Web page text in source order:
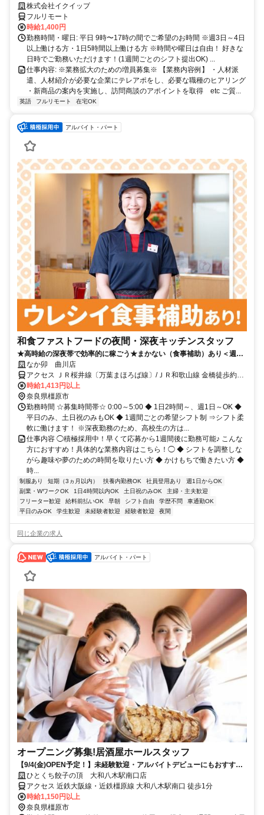
株式会社イクイップ
フルリモート
時給1,400円
勤務時間・曜日: 平日 9時〜17時の間でご希望のお時間 ※週3日～4日
以上働ける方・1日5時間以上働ける方 ※時間や曜日は自由！ 好きな
日時でご勤務いただけます！(1週間ごとのシフト提出OK) ...
仕事内容: ※業務拡大のための増員募集※ 【業務内容例】 ・人材派
遣、人材紹介が必要な企業にテレアポをし、必要な職種のヒアリング
・新商品の案内を実施し、訪問商談のアポイントを取得 etc ご質...
英語 フルリモート 在宅OK
アルバイト・パート
和食ファストフードの夜間・深夜キッチンスタッフ
★高時給の深夜帯で効率的に稼ごう★まかない（食事補助）あり＜週1
～/1日2ｈ～＞
なか卯 曲川店
アクセス ＪＲ桜井線〔万葉まほろば線〕/ＪＲ和歌山線 金橋徒歩約3
分、近鉄大阪線 松塚徒歩約21分、近鉄南大阪線 坊城徒歩約22分
時給1,413円以上
奈良県橿原市
勤務時間 ☆募集時間帯☆ 0:00～5:00 ◆ 1日2時間～、週1日～OK ◆
平日のみ、土日祝のみもOK ◆ 1週間ごとの希望シフト制 ⇒シフト柔
軟に働けます！ ※深夜勤務のため、高校生の方は...
仕事内容 ◯積極採用中！早くて応募から1週間後に勤務可能♪ こんな
方におすすめ！具体的な業務内容はこちら！◯ ◆ シフトを調整しな
がら趣味や夢のための時間を取りたい方 ◆ かけもちで働きたい方 ◆
時...
制服あり 短期（3ヵ月以内） 扶養内勤務OK 社員登用あり
週1日からOK
副業・WワークOK
1日4時間以内OK 土日祝のみOK
主婦・主夫歓迎
フリーター歓迎
給料前払いOK 早朝 シフト自由 学歴不問
車通勤OK
平日のみOK
学生歓迎 未経験者歓迎 経験者歓迎 夜間
同じ企業の求人
アルバイト・パート
オープニング募集!居酒屋ホールスタッフ
【9/4(金)OPEN予定！】未経験歓迎・アルバイトデビューにもおすす
め！まかない無料、髪色･髪型自由、週1日3h～OK
ひとくち餃子の頂 大和八木駅南口店
アクセス 近鉄大阪線・近鉄橿原線 大和八木駅南口 徒歩1分
時給1,150円以上
奈良県橿原市